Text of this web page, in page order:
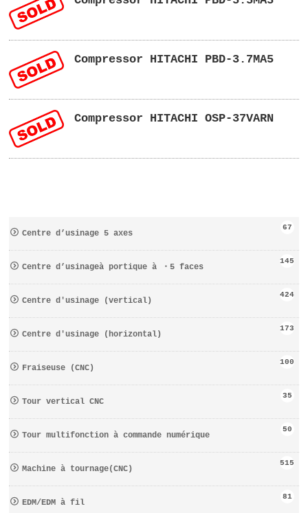
Compressor HITACHI PBD-3.7MA5
Compressor HITACHI OSP-37VARN
Centre d’usinage 5 axes
67
Centre d’usinageà portique à ・5 faces
145
Centre d′usinage (vertical)
424
Centre d′usinage (horizontal)
173
Fraiseuse (CNC)
100
Tour vertical CNC
35
Tour multifonction à commande numérique
50
Machine à tournage(CNC)
515
EDM/EDM à fil
81